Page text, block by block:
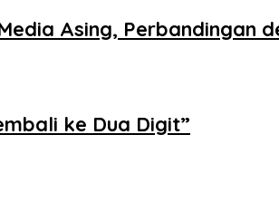
Asing, Perbandingan
ke Dua Digit”